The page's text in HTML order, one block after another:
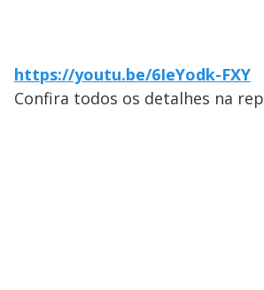
https://youtu.be/6IeYodk-FXY
Confira todos os detalhes na